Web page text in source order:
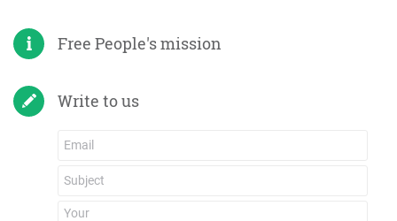
Free People's mission
Write to us